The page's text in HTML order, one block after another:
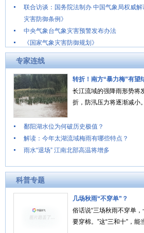
联合访谈：国务院法制办 中国气象局权威解
灾害防御条例》
中央气象台气象灾害预警发布办法
《国家气象灾害防御规划》
专家连线
转折！南方“暴力梅”有望
长江流域的强降雨形势将
折，防汛压力将逐渐减小。
鄱阳湖水位为何破历史极值？
解读：今年太湖流域梅雨有哪些特点？
雨水“退场” 江南北部高温将增多
科普专题
几场秋雨“不穿单”？
俗话说“三场秋雨不穿单
要穿棉。”这“三和十”，能